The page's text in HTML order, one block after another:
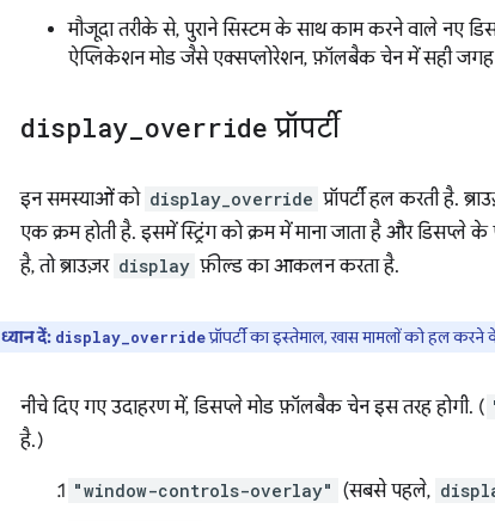
मौजूदा तरीके से, पुराने सिस्टम के साथ काम करने वाले नए
ऐप्लिकेशन मोड जैसे एक्सप्लोरेशन, फ़ॉलबैक चेन में सही जगह
display override प्रॉपर्टी
इन समस्याओं को display_override प्रॉपर्टी हल करती है.
एक क्रम होती है. इसमें स्ट्रिंग को क्रम में माना जाता है और
है, तो ब्राउज़र display फ़ील्ड का आकलन करता है.
ध्यान दें: display_overrideप्रॉपर्टी का इस्तेमाल, खास मामलों को हल
नीचे दिए गए उदाहरण में, डिसप्ले मोड फ़ॉलबैक चेन इस तरह होगी. (
है.)
"window-controls-overlay" (सबसे पहले,